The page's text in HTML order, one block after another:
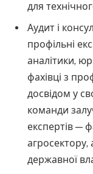
для
Аудит і
профільні
аналітики,
фахівці з
досвідом у
команди
експертів —
агросектору,
державної